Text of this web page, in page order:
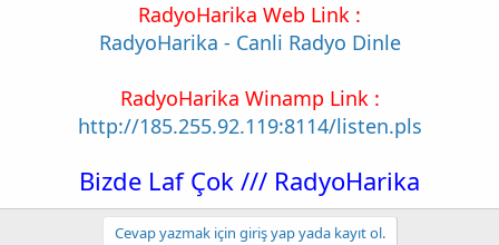
RadyoHarika Web Link :
RadyoHarika - Canli Radyo Dinle
RadyoHarika Winamp Link :
http://185.255.92.119:8114/listen.pls
Bizde Laf Çok /// RadyoHarika
Cevap yazmak için giriş yap yada kayıt ol.